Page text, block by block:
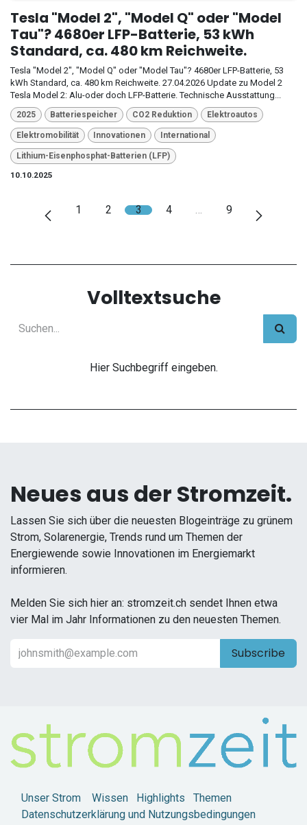
Tesla "Model 2", "Model Q" oder "Model
Tau"? 4680er LFP-Batterie, 53 kWh
Standard, ca. 480 km Reichweite.
Tesla "Model 2", "Model Q" oder "Model Tau"? 4680er LFP-Batterie, 53
kWh Standard, ca. 480 km Reichweite. 27.04.2026 Update zu Model 2
Tesla Model 2: Alu-oder doch LFP-Batterie. Technische Ausstattung...
2025 Batteriespeicher CO2 Reduktion Elektroautos
Elektromobilität Innovationen International
Lithium-Eisenphosphat-Batterien (LFP)
10.10.2025
1 2 3 4 9
Volltextsuche
Hier Suchbegriff eingeben.
Neues aus der Stromzeit.
Lassen Sie sich über die neuesten Blogeinträge zu grünem
Strom, Solarenergie, Trends rund um Themen der
Energiewende sowie Innovationen im Energiemarkt
informieren.
Melden Sie sich hier an: stromzeit.ch sendet Ihnen etwa
vier Mal im Jahr Informationen zu den neuesten Themen.
Subscribe
Unser Strom Wissen Highlights
Themen
Datenschutzerklärung und Nutzungsbedingungen